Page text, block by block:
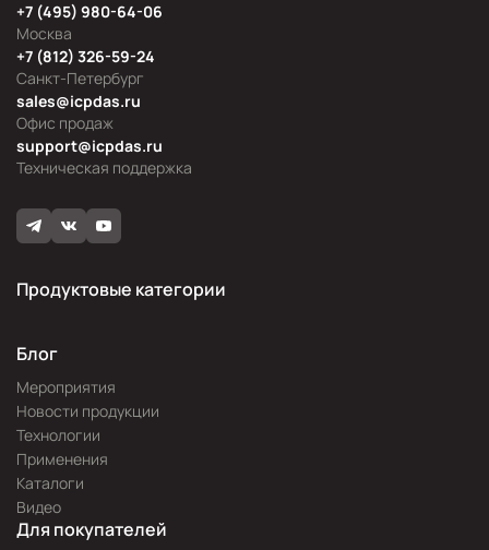
Москва
+7 (495) 980-64-06
Офис продаж
sales@icpdas.ru
Санкт-Петербург
+7 (812) 326-59-24
Техническая поддержка
support@icpdas.ru
Продуктовые категории
Блог
Мероприятия
Новости продукции
Технологии
Применения
Каталоги
Видео
Для покупателей